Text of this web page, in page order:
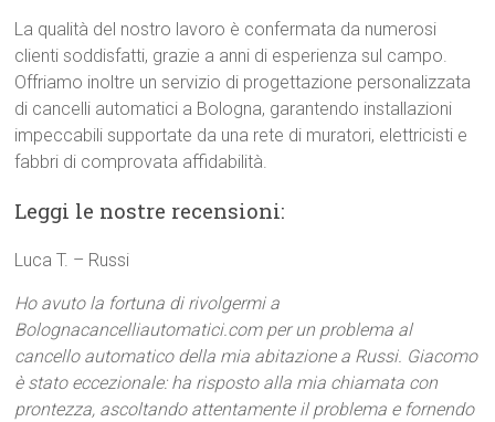
La qualità del nostro lavoro è confermata da numerosi
clienti soddisfatti, grazie a anni di esperienza sul campo.
Offriamo inoltre un servizio di progettazione personalizzata
di cancelli automatici a Bologna, garantendo installazioni
impeccabili supportate da una rete di muratori, elettricisti e
fabbri di comprovata affidabilità.
Leggi le nostre recensioni:
Luca T. – Russi
Ho avuto la fortuna di rivolgermi a
Bolognacancelliautomatici.com per un problema al
cancello automatico della mia abitazione a Russi. Giacomo
è stato eccezionale: ha risposto alla mia chiamata con
prontezza, ascoltando attentamente il problema e fornendo